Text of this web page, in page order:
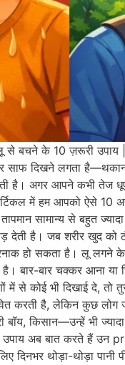
के 10 ज़रूरी उपाय
साफ दिखने लगता
है। अगर आपने कभी तेज
में हम आपको ऐसे 10
सामान्य से बहुत
देती है। जब शरीर खुद
हो सकता है। लू
बार चक्कर आना या
में से कोई भी दिखाई दे,
करती है, लेकिन कुछ
किसान—उन्हें भी
अब बात करते हैं उन
थोड़ा-थोड़ा